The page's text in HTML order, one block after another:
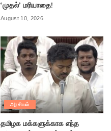
‘முதல்’ மரியாதை!
August 10, 2026
அரசியல்
தமிழக மக்களுக்காக எந்த